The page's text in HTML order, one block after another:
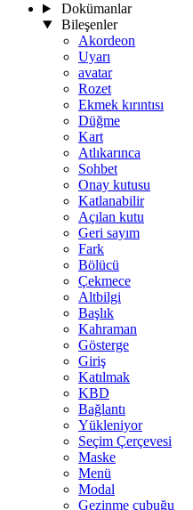
Dokümanlar
Bileşenler
Akordeon
Uyarı
avatar
Rozet
Ekmek kırıntısı
Düğme
Kart
Atlıkarınca
Sohbet
Onay kutusu
Katlanabilir
Açılan kutu
Geri sayım
Fark
Bölücü
Çekmece
Altbilgi
Başlık
Kahraman
Gösterge
Giriş
Katılmak
KBD
Bağlantı
Yükleniyor
Seçim Çerçevesi
Maske
Menü
Modal
Gezinme çubuğu